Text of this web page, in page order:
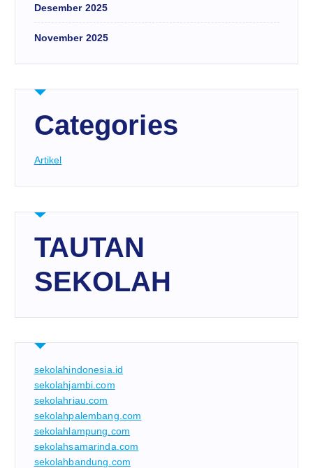
Desember 2025
November 2025
Categories
Artikel
TAUTAN
SEKOLAH
sekolahindonesia.id
sekolahjambi.com
sekolahriau.com
sekolahpalembang.com
sekolahlampung.com
sekolahsamarinda.com
sekolahbandung.com